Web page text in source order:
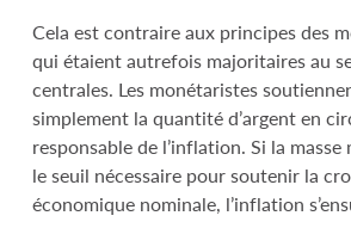
Cela est contraire aux principes des
qui étaient autrefois majoritaires au
centrales. Les monétaristes
simplement la quantité d’argent en
responsable de l’inflation. Si la
le seuil nécessaire pour soutenir la
économique nominale, l’inflation